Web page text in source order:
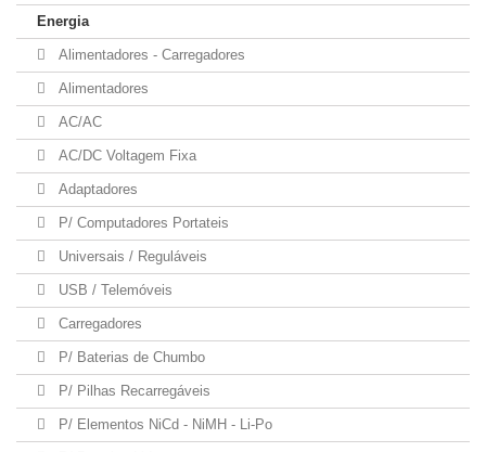
Energia
Alimentadores - Carregadores
Alimentadores
AC/AC
AC/DC Voltagem Fixa
Adaptadores
P/ Computadores Portateis
Universais / Reguláveis
USB / Telemóveis
Carregadores
P/ Baterias de Chumbo
P/ Pilhas Recarregáveis
P/ Elementos NiCd - NiMH - Li-Po